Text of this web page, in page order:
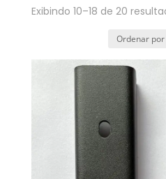
Exibindo 10–18 de 20